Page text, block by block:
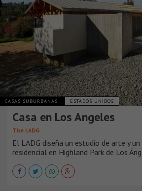
CASAS SUBURBANAS ESTADOS UNIDOS
Casa en Los Angeles
The LADG
El LADG diseña un estudio de arte y
residencial en Highland Park de Los